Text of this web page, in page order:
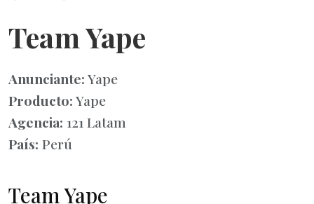
Team Yape
Anunciante:Yape
Producto:Yape
Agencia: 121 Latam
País: Perú
Team Yape